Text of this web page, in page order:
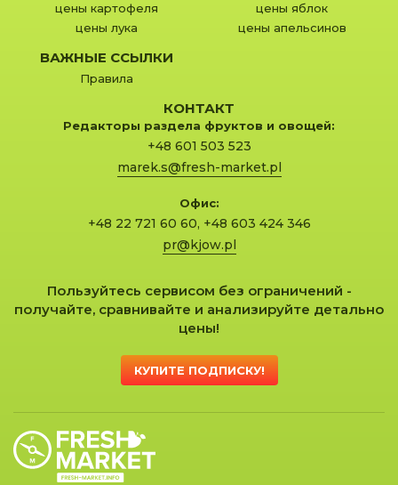
цены картофеля
цены лука
цены яблок
цены апельсинов
ВАЖНЫЕ ССЫЛКИ
Правила
КОНТАКТ
Редакторы раздела фруктов и овощей:
+48 601 503 523
marek.s@fresh-market.pl
Офис:
+48 22 721 60 60, +48 603 424 346
pr@kjow.pl
Пользуйтесь сервисом без ограничений -
получайте, сравнивайте и анализируйте детально
цены!
КУПИТЕ ПОДПИСКУ!